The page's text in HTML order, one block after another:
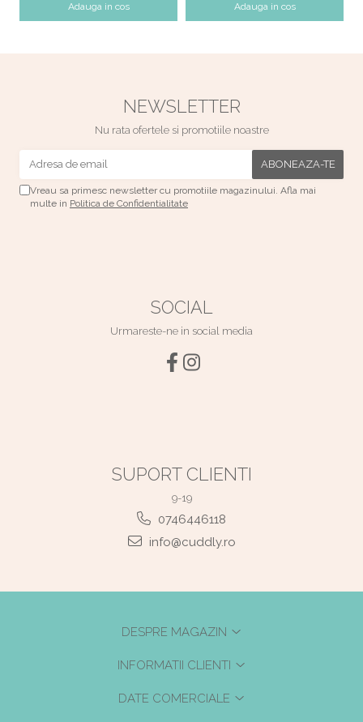
Adauga in cos Adauga in cos
NEWSLETTER
Nu rata ofertele si promotiile noastre
Vreau sa primesc newsletter cu promotiile magazinului. Afla mai
multe in Politica de Confidentialitate
SOCIAL
Urmareste-ne in social media
SUPORT CLIENTI
9-19
0746446118
info@cuddly.ro
DESPRE MAGAZIN
INFORMATII CLIENTI
DATE COMERCIALE